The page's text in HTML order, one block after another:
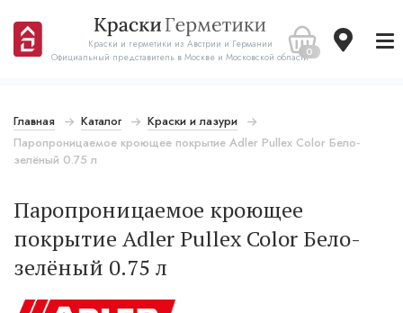
Краски и герметики из Австрии и Германии
Официальный представитель в Москве и Московской области0
Главная Каталог
Краски и лазури
Паропроницаемое кроющее покрытие Adler Pullex Color Бело-
зелёный 0.75 л
Паропроницаемое кроющее
покрытие Adler Pullex Color Бело-
зелёный 0.75 л